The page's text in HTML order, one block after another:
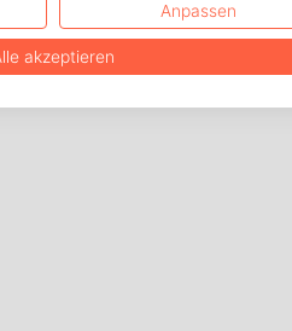
Anpassen
akzeptieren